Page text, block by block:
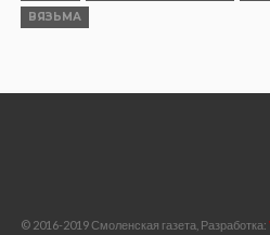
ВЯЗЬМА
© 2016-2019 Смоленская газета, Разработка: